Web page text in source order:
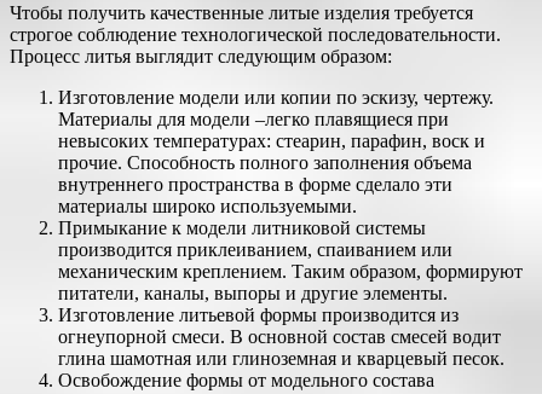
Чтобы получить качественные литые изделия требуется
строгое соблюдение технологической последовательности.
Процесс литья выглядит следующим образом:
Изготовление модели или копии по эскизу, чертежу.
Материалы для модели –легко плавящиеся при
невысоких температурах: стеарин, парафин, воск и
прочие. Способность полного заполнения объема
внутреннего пространства в форме сделало эти
материалы широко используемыми.
Примыкание к модели литниковой системы
производится приклеиванием, спаиванием или
механическим креплением. Таким образом, формируют
питатели, каналы, выпоры и другие элементы.
Изготовление литьевой формы производится из
огнеупорной смеси. В основной состав смесей водит
глина шамотная или глиноземная и кварцевый песок.
Освобождение формы от модельного состава